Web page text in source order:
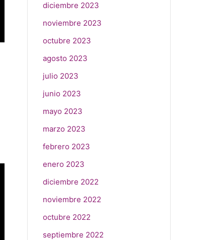
diciembre 2023
noviembre 2023
octubre 2023
agosto 2023
julio 2023
junio 2023
mayo 2023
marzo 2023
febrero 2023
enero 2023
diciembre 2022
noviembre 2022
octubre 2022
septiembre 2022